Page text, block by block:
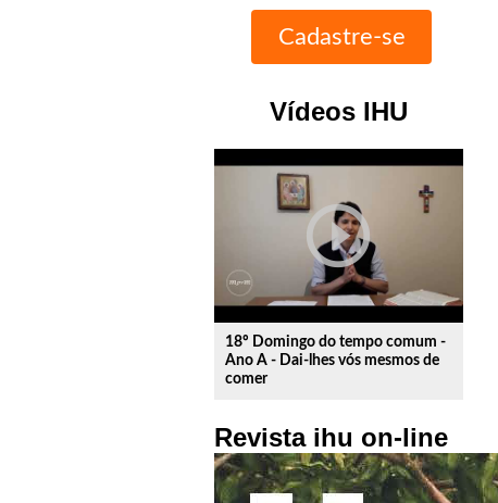
Vídeos IHU
play_circle_outline
18º Domingo do tempo comum -
Ano A - Dai-lhes vós mesmos de
comer
Revista ihu on-line